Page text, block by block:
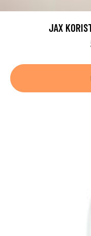
JAX